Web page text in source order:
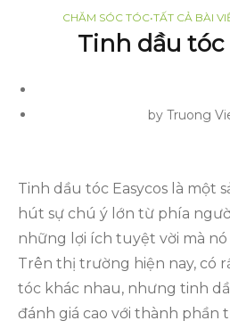
CHĂM SÓC TÓC•TẤT CẢ BÀI
Tinh dầu tóc
by Truong
Tinh dầu tóc Easycos là một
hút sự chú ý lớn từ phía
những lợi ích tuyệt vời mà nó
Trên thị trường hiện nay, có
tóc khác nhau, nhưng tinh
đánh giá cao với thành phần